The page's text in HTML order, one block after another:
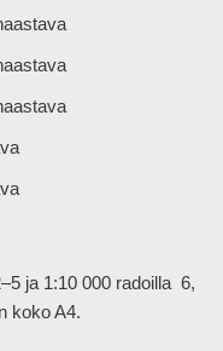
ja 1:10 000 radoilla 6,
koko A4.